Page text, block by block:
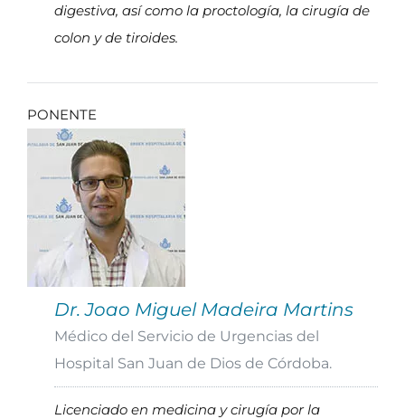
digestiva, así como la proctología, la cirugía de
colon y de tiroides.
PONENTE
Dr. Joao Miguel Madeira Martins
Médico del Servicio de Urgencias del
Hospital San Juan de Dios de Córdoba.
Licenciado en medicina y cirugía por la